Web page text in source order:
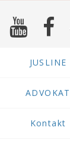
JUSLINE
ADVOKAT
Kontakt